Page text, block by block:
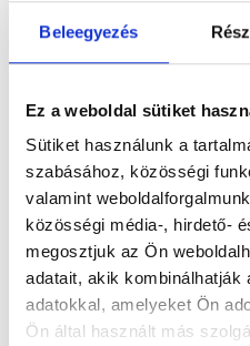
Beleegyezés
Ez a weboldal sütiket
Sütiket használunk a
szabásához, közösségi
valamint
közösségi média-, hirdető-
megosztjuk az Ön
adatait, akik kombinálhatják
adatokkal, amelyeket Ön
Ön által használt más
Foglalj időpontot
Pszichológia
Főoldal Klinikák
Addiktológus, Budapest, VII.